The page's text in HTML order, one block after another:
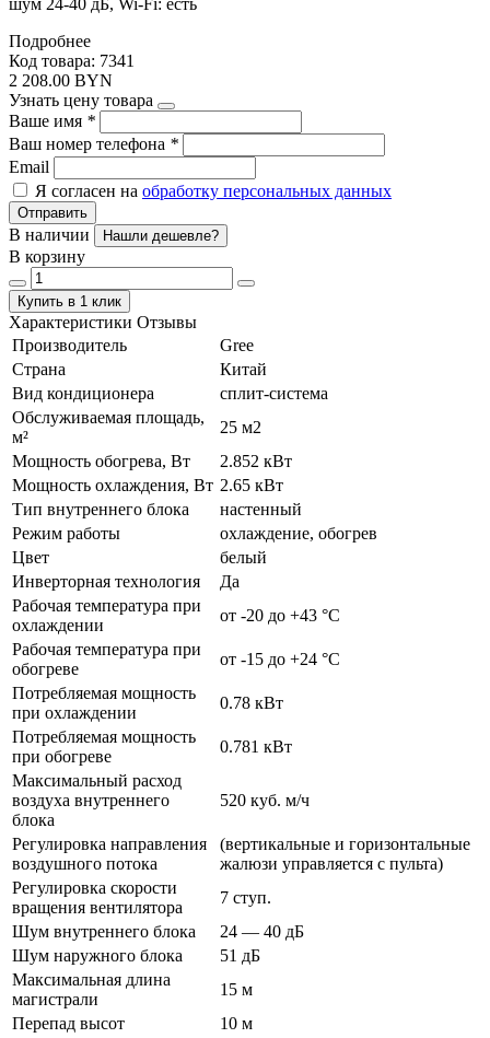
Подробнее
Код товара: 7341
2 208.00 BYN
Узнать цену товара
Ваше имя *
Ваш номер телефона *
Email
Я согласен на обработку персональных данных
Отправить
В наличии Нашли дешевле?
В корзину
Купить в 1 клик
Характеристики Отзывы
Производитель
Gree
Страна
Китай
Вид кондиционера
сплит-система
Обслуживаемая площадь,
м²
25 м2
Мощность обогрева, Вт
2.852 кВт
Мощность охлаждения, Вт 2.65 кВт
Тип внутреннего блока
настенный
Режим работы
охлаждение, обогрев
Цвет
белый
Инверторная технология
Да
Рабочая температура при
охлаждении
от -20 до +43 °C
Рабочая температура при
обогреве
от -15 до +24 °C
Потребляемая мощность
при охлаждении
0.78 кВт
Потребляемая мощность
при обогреве
0.781 кВт
Максимальный расход
воздуха внутреннего
блока
520 куб. м/ч
Регулировка направления
воздушного потока
(вертикальные и горизонтальные
жалюзи управляется с пульта)
Регулировка скорости
вращения вентилятора
7 ступ.
Шум внутреннего блока
24 — 40 дБ
Шум наружного блока
51 дБ
Максимальная длина
магистрали
15 м
Перепад высот
10 м